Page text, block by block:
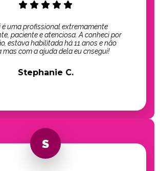
é uma profissional extremamente
paciente e atenciosa. A conheci por
estava habilitada há 11 anos e não
mas com a ajuda dela eu cnsegui!
Stephanie C.